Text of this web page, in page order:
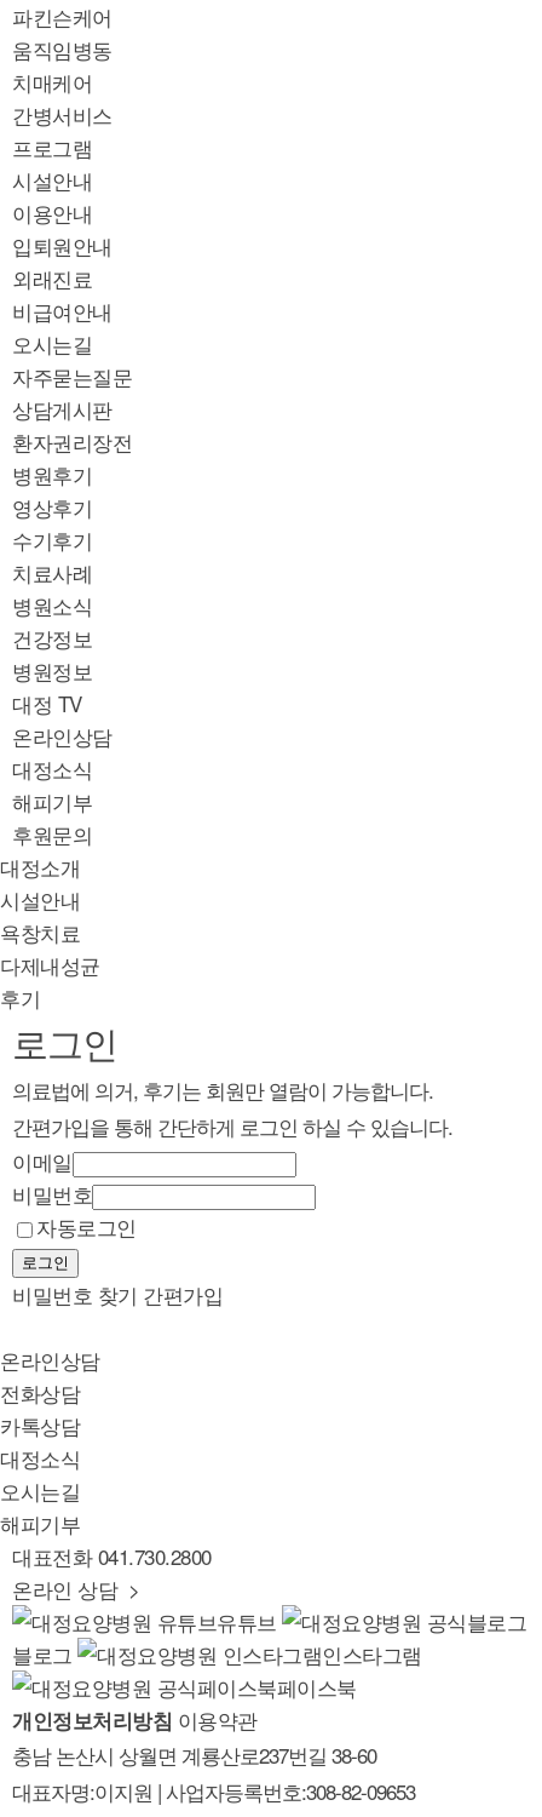
파킨슨케어
움직임병동
치매케어
간병서비스
프로그램
시설안내
이용안내
입퇴원안내
외래진료
비급여안내
오시는길
자주묻는질문
상담게시판
환자권리장전
병원후기
영상후기
수기후기
치료사례
병원소식
건강정보
병원정보
대정 TV
온라인상담
대정소식
해피기부
후원문의
대정소개
시설안내
욕창치료
다제내성균
후기
로그인
의료법에 의거, 후기는 회원만 열람이 가능합니다.
간편가입을 통해 간단하게 로그인 하실 수 있습니다.
이메일
비밀번호
자동로그인
로그인
비밀번호 찾기 간편가입
온라인상담
전화상담
카톡상담
대정소식
오시는길
해피기부
대표전화 041.730.2800
온라인 상담 >
유튜브
블로그
인스타그램
페이스북
개인정보처리방침 이용약관
충남 논산시 상월면 계룡산로237번길 38-60
대표자명:이지원 | 사업자등록번호:308-82-09653